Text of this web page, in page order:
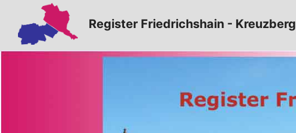
Inhalt
springen
Register Friedrichshain - Kreuzberg